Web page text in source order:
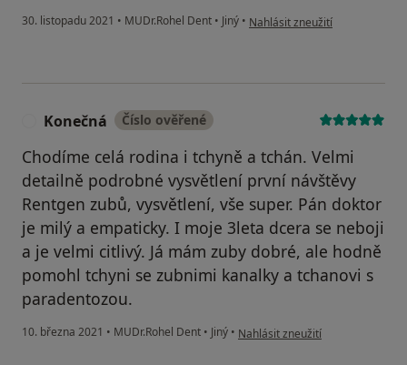
30. listopadu 2021 • MUDr.Rohel Dent • Jiný • podle názoru uživatele
Nahlásit zneužití
Konečná Číslo ověřené
Chodíme celá rodina i tchyně a tchán. Velmi
detailně podrobné vysvětlení první návštěvy
Rentgen zubů, vysvětlení, vše super. Pán doktor
je milý a empaticky. I moje 3leta dcera se neboji
a je velmi citlivý. Já mám zuby dobré, ale hodně
pomohl tchyni se zubnimi kanalky a tchanovi s
paradentozou.
10. března 2021 • MUDr.Rohel Dent • Jiný • podle názoru uživatele Konečná
Nahlásit zneužití